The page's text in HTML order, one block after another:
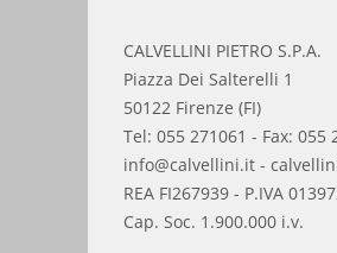
CALVELLINI PIETRO S.P.A.
Piazza Dei Salterelli 1
50122 Firenze (FI)
Tel: 055 271061 - Fax: 055
info@calvellini.it -
REA FI267939 - P.IVA
Cap. Soc. 1.900.000 i.v.